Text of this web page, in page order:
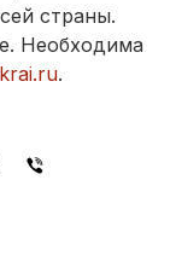
страны.
Необходима
.